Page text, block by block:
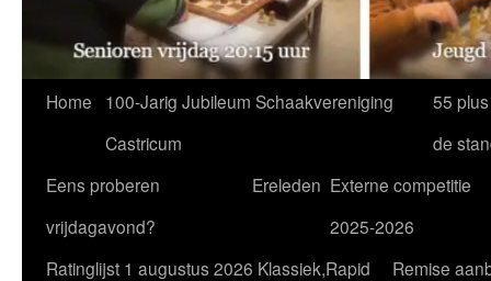
Home
100-Jarig Jubileum Schaakvereniging
Castricum
55
de
Eens proberen
vrijdagavond?
Ereleden Externe competitie
2025-2026
Ratinglijst 1 augustus 2026 Klassiek,Rapid
Remise